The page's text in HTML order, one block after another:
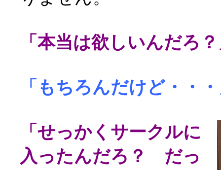
「本当は欲しいんだろ
「もちろんだけど・・
「せっかくサークルに
入ったんだろ？ だっ